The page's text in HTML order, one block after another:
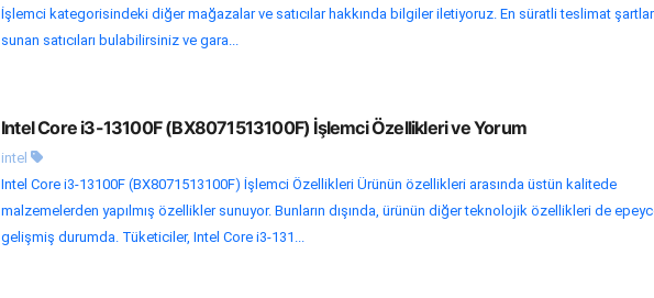
İşlemci kategorisindeki diğer mağazalar ve satıcılar hakkında bilgiler iletiyoruz. En süratli teslimat
sunan satıcıları bulabilirsiniz ve gara...
Intel Core i3-13100F (BX8071513100F) İşlemci Özellikleri ve Yorum
intel
Intel Core i3-13100F (BX8071513100F) İşlemci Özellikleri Ürünün özellikleri arasında üstün kalitede
malzemelerden yapılmış özellikler sunuyor. Bunların dışında, ürünün diğer teknolojik özellikleri de
gelişmiş durumda. Tüketiciler, Intel Core i3-131...